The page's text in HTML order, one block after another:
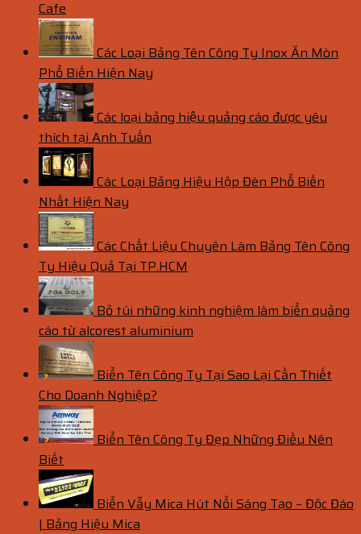
Cafe
Các Loại Bảng Tên Công Ty Inox Ăn Mòn
Phổ Biến Hiện Nay
Các loại bảng hiệu quảng cáo được yêu
thích tại Anh Tuấn
Các Loại Bảng Hiệu Hộp Đèn Phổ Biến
Nhất Hiện Nay
Các Chất Liệu Chuyên Làm Bảng Tên Công
Ty Hiệu Quả Tại TP.HCM
Bỏ túi những kinh nghiệm làm biển quảng
cáo từ alcorest aluminium
Biển Tên Công Ty Tại Sao Lại Cần Thiết
Cho Doanh Nghiệp?
Biển Tên Công Ty Đẹp Những Điều Nên
Biết
Biển Vẫy Mica Hút Nổi Sáng Tạo – Độc Đáo
| Bảng Hiệu Mica